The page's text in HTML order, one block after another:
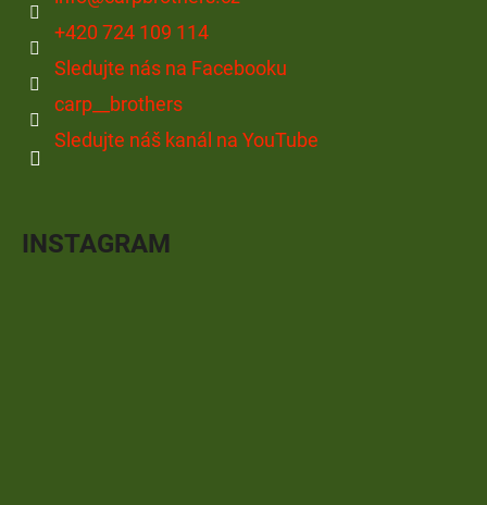
+420 724 109 114
Sledujte nás na Facebooku
carp__brothers
Sledujte náš kanál na YouTube
INSTAGRAM